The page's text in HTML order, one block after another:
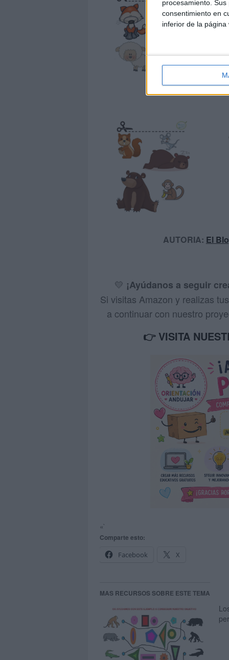
procesamiento.
consentimiento en
inferior de la página
AUTORIA: El
💛 ¡Ayúdanos a seguir
Si visitas Amazon y realizas
a continuar con nuestro
👉 VISITA
«`
Comparte esto:
Facebook
X
MAS RECURSOS SOBRE ESTE TEMA